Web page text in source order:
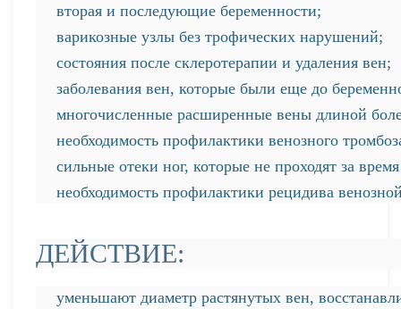
вторая и последующие беременности;
варикозные узлы без трофических нарушений;
состояния после склеротерапии и удаления вен;
заболевания вен, которые были еще до
многочисленные расширенные вены длиной
необходимость профилактики венозного
сильные отеки ног, которые не проходят за
необходимость профилактики рецидива
ДЕЙСТВИЕ:
уменьшают диаметр растянутых вен,